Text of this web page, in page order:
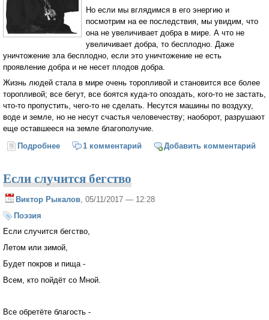
Но если мы вглядимся в его энергию и
посмотрим на ее последствия, мы увидим, что
она не увеличивает добра в мире. А что не
увеличивает добра, то бесплодно. Даже
уничтожение зла бесплодно, если это уничтожение не есть
проявление добра и не несет плодов добра.
Жизнь людей стала в мире очень торопливой и становится все более
торопливой; все бегут, все боятся куда-то опоздать, кого-то не застать,
что-то пропустить, чего-то не сделать. Несутся машины по воздуху,
воде и земле, но не несут счастья человечеству; наоборот, разрушают
еще оставшееся на земле благополучие.
Подробнее о О семи горячностях духа (Архиепископ Иоанн Сан-
1 комментарий Добавить комментарий
Если случится бегство
Виктор Рыкалов , 05/11/2017 — 12:28
Поэзия
Если случится бегство,
Летом или зимой,
Будет покров и пища -
Всем, кто пойдёт со Мной.
Все обретёте благость -